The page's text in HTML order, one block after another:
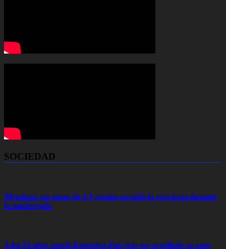
SOCIEDAD
Mendoza: un sismo de 4,3 grados sacudió la provincia durante
la madrugada
A los 54 años murió Ernestina Pais tras ser arrollado su auto